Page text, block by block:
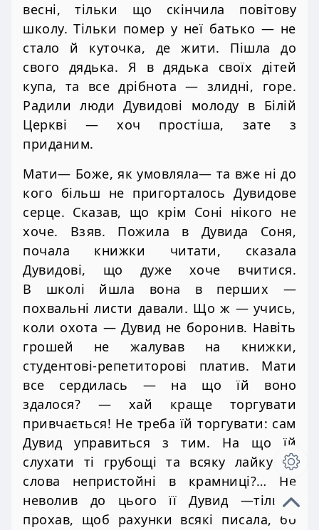
весні, тільки що скінчила повітову
школу. Тільки помер у неї батько — не
стало й куточка, де жити. Пішла до
свого дядька. Я в дядька своїх дітей
купа, та все дрібнота — злидні, горе.
Радили люди Дувидові молоду в Білій
Церкві — хоч простіша, зате з
приданим.
Мати— Боже, як умовляла— та вже ні до
кого більш не пригорталось Дувидове
серце. Сказав, що крім Соні нікого не
хоче. Взяв. Пожила в Дувида Соня,
почала книжки читати, сказала
Дувидові, що дуже хоче вчитися.
В школі йшла вона в перших —
похвальні листи давали. Що ж — учись,
коли охота — Дувид не боронив. Навіть
грошей не жалував на книжки,
студентові-репетиторові платив. Мати
все сердилась — на що їй воно
здалося? — хай краще торгувати
привчається! Не треба їй торгувати: сам
Дувид управиться з тим. На що їй
слухати ті грубощі та всяку лайку та
слова непристойні в крамниці?… Не
неволив до цього її Дувид —тільки
прохав, щоб рахунки всякі писала, бо